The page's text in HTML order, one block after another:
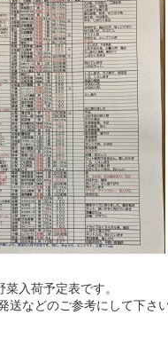
入荷予定表です。
送などのご参考にして下さい